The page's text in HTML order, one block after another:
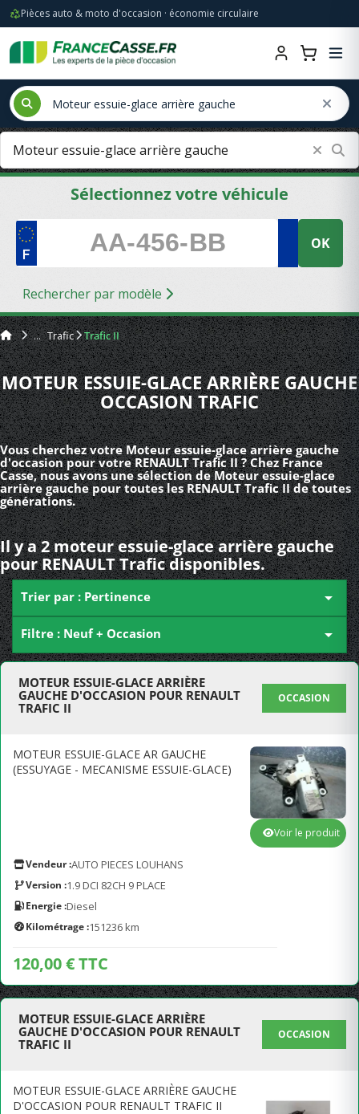
Pièces auto & moto d'occasion · économie circulaire
Sélectionnez votre véhicule
OK
Rechercher par modèle
Trafic Trafic II
MOTEUR ESSUIE-GLACE ARRIÈRE GAUCHE
OCCASION TRAFIC
Vous cherchez votre Moteur essuie-glace arrière gauche
d'occasion pour votre RENAULT Trafic II ? Chez France
Casse, nous avons une sélection de Moteur essuie-glace
arrière gauche pour toutes les RENAULT Trafic II de toutes
générations.
Il y a 2 moteur essuie-glace arrière gauche
pour RENAULT Trafic disponibles.
Trier par : Pertinence 
Filtre : Neuf + Occasion 
MOTEUR ESSUIE-GLACE ARRIÈRE
GAUCHE D'OCCASION POUR RENAULT
TRAFIC II
OCCASION
MOTEUR ESSUIE-GLACE AR GAUCHE
(ESSUYAGE - MECANISME ESSUIE-GLACE)
Vendeur :AUTO PIECES LOUHANS
Version :1.9 DCI 82CH 9 PLACE
Energie :Diesel
Kilométrage :151236 km
120,00 € TTC
Voir le produit
MOTEUR ESSUIE-GLACE ARRIÈRE
GAUCHE D'OCCASION POUR RENAULT
TRAFIC II
OCCASION
MOTEUR ESSUIE-GLACE ARRIÈRE GAUCHE
D'OCCASION POUR RENAULT TRAFIC II